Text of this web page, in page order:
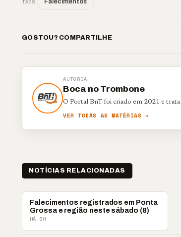
TAGS Falecimentos
GOSTOU? COMPARTILHE
AUTORIA
Boca no Trombone
O Portal BnT foi criado em 2021 e trata
VER TODAS AS MATÉRIAS →
NOTÍCIAS RELACIONADAS
OBITUÁRIO
Falecimentos registrados em Ponta
Grossa e região neste sábado (8)
HÁ 8H